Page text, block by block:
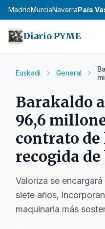
MadridMurciaNavarraPaís
Diario PYME
Euskadi General
Barakaldo
96,6
contrato
recogida de
Valoriza se
siete años,
maquinaria más